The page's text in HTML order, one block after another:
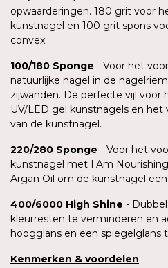
opwaarderingen. 180 grit voor
kunstnagel en 100 grit spons
convex.
100/180 Sponge - Voor het
natuurlijke nagel in de
zijwanden. De perfecte vijl voor
UV/LED gel kunstnagels en
van de kunstnagel.
220/280 Sponge - Voor het
kunstnagel met I.Am
Argan Oil om de kunstnagel
400/6000 High Shine -
kleurresten te verminderen en
hoogglans en een spiegelglans
Kenmerken & voordelen